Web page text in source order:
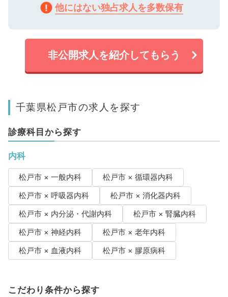
他にはない独占求人を多数保有
非公開求人を紹介してもらう
千葉県松戸市の求人を探す
診療科目から探す
内科
松戸市 × 一般内科
松戸市 × 循環器内科
松戸市 × 呼吸器内科
松戸市 × 消化器内科
松戸市 × 内分泌・代謝内科
松戸市 × 腎臓内科
松戸市 × 神経内科
松戸市 × 老年内科
松戸市 × 血液内科
松戸市 × 膠原病科
こだわり条件から探す